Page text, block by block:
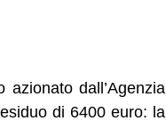
dall’Agenzia
di 6400 euro: la